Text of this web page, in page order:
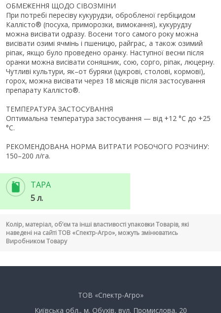
ОБМЕЖЕННЯ ЩОДО СІВОЗМІНИ
При потребі пересіву кукурудзи, обробленої гербіцидом
Каллісто® (посуха, приморозки, вимокання), кукурудзу
можна висівати одразу. Восени того самого року можна
висівати озимі ячмінь і пшеницю, райграс, а також озимий
ріпак, якщо було проведено оранку. Наступної весни після
оранки можна висівати соняшник, сою, сорго, ріпак, люцерну.
Чутливі культури, як–от буряки (цукрові, столові, кормові),
горох, можна висівати через 18 місяців після застосування
препарату Каллісто®.
ТЕМПЕРАТУРА ЗАСТОСУВАННЯ
Оптимальна температура застосування — від +12 °С до +25
°С.
РЕКОМЕНДОВАНА НОРМА ВИТРАТИ РОБОЧОГО РОЗЧИНУ:
150–200 л/га.
ТАРА
5 л.
Колір, матеріал, об’єм та інші властивості упаковки Товарів, які
наведені на сайті ТОВ «Спектр-Агро», можуть змінюватись
Виробником Товару
ТОВ «Спектр-Агро»
Київська обл., м. Обухів, вул. Промислова, 20